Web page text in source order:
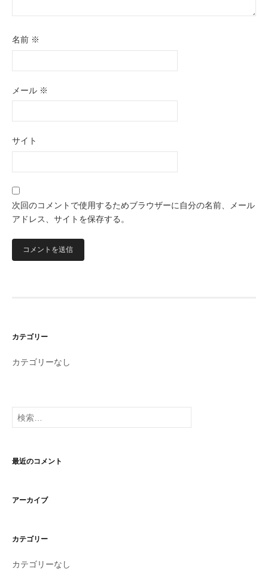
名前 ※
メール ※
サイト
次回のコメントで使用するためブラウザーに自分の名前、メール
アドレス、サイトを保存する。
カテゴリー
カテゴリーなし
検
索:
最近のコメント
アーカイブ
カテゴリー
カテゴリーなし